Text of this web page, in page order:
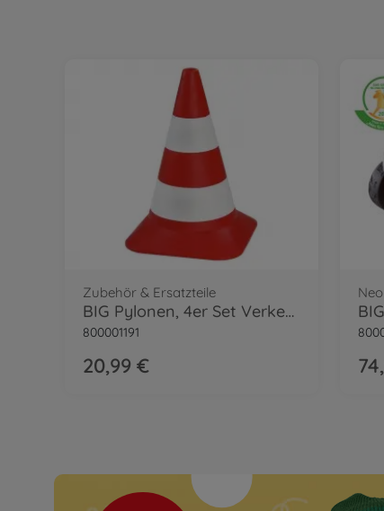
BIG Bobby Car
Next
BIG Bobby Car Next
800056234
Fendt
Fendt Geräteträger
129,– €
Zubehör & Ersatzteile
BIG Pylonen, 4er Set Verkehrshütchen
800001191
20,99 €
Neo